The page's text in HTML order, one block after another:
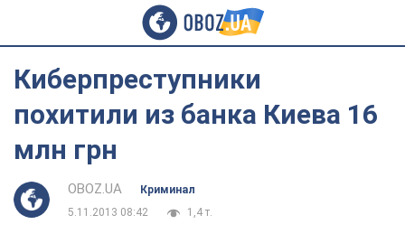
Киберпреступники
похитили из банка Киева 16
млн грн
OBOZ.UA
Криминал
5.11.2013 08:42
1,4 т.